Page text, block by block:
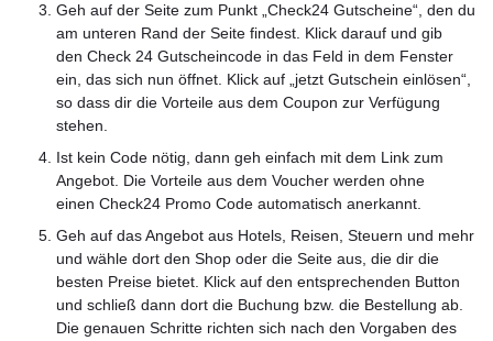
Geh auf der Seite zum Punkt „Check24 Gutscheine“, den du
am unteren Rand der Seite findest. Klick darauf und gib
den Check 24 Gutscheincode in das Feld in dem Fenster
ein, das sich nun öffnet. Klick auf „jetzt Gutschein einlösen“,
so dass dir die Vorteile aus dem Coupon zur Verfügung
stehen.
Ist kein Code nötig, dann geh einfach mit dem Link zum
Angebot. Die Vorteile aus dem Voucher werden ohne
einen Check24 Promo Code automatisch anerkannt.
Geh auf das Angebot aus Hotels, Reisen, Steuern und mehr
und wähle dort den Shop oder die Seite aus, die dir die
besten Preise bietet. Klick auf den entsprechenden Button
und schließ dann dort die Buchung bzw. die Bestellung ab.
Die genauen Schritte richten sich nach den Vorgaben des